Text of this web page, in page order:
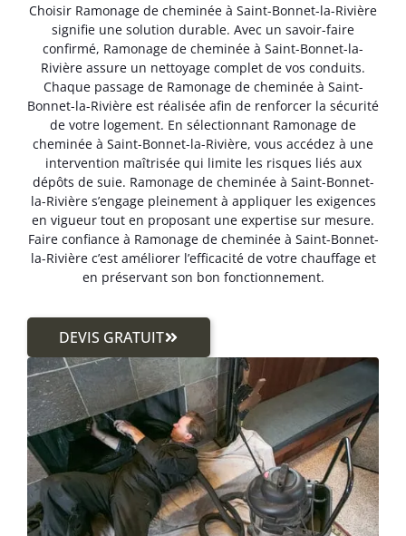
Choisir Ramonage de cheminée à Saint-Bonnet-la-Rivière
signifie une solution durable. Avec un savoir-faire
confirmé, Ramonage de cheminée à Saint-Bonnet-la-
Rivière assure un nettoyage complet de vos conduits.
Chaque passage de Ramonage de cheminée à Saint-
Bonnet-la-Rivière est réalisée afin de renforcer la sécurité
de votre logement. En sélectionnant Ramonage de
cheminée à Saint-Bonnet-la-Rivière, vous accédez à une
intervention maîtrisée qui limite les risques liés aux
dépôts de suie. Ramonage de cheminée à Saint-Bonnet-
la-Rivière s’engage pleinement à appliquer les exigences
en vigueur tout en proposant une expertise sur mesure.
Faire confiance à Ramonage de cheminée à Saint-Bonnet-
la-Rivière c’est améliorer l’efficacité de votre chauffage et
en préservant son bon fonctionnement.
DEVIS GRATUIT